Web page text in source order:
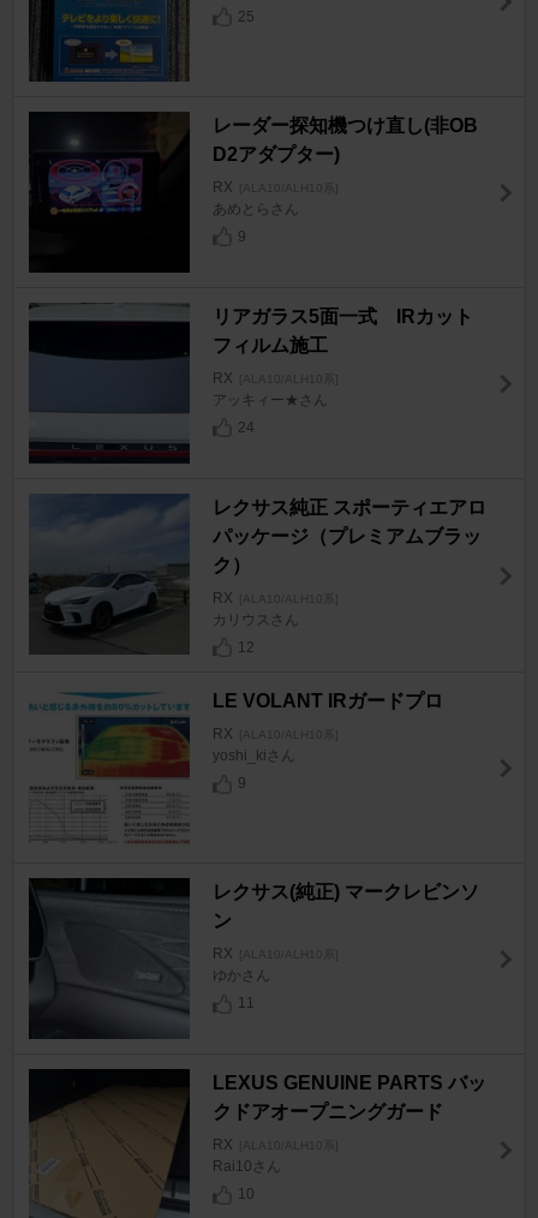
25
レーダー探知機つけ直し(非OB
D2アダプター)
RX [ALA10/ALH10系]
あめとらさん
9
リアガラス5面一式 IRカット
フィルム施工
RX [ALA10/ALH10系]
アッキィー★さん
24
レクサス純正 スポーティエアロ
パッケージ（プレミアムブラッ
ク）
RX [ALA10/ALH10系]
カリウスさん
12
LE VOLANT IRガードプロ
RX [ALA10/ALH10系]
yoshi_kiさん
9
レクサス(純正) マークレビンソ
ン
RX [ALA10/ALH10系]
ゆかさん
11
LEXUS GENUINE PARTS バッ
クドアオープニングガード
RX [ALA10/ALH10系]
Rai10さん
10